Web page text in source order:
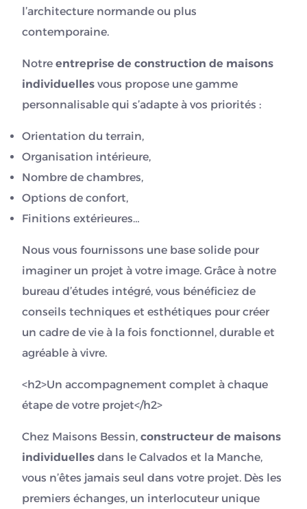
l’architecture normande ou plus
contemporaine.
Notre entreprise de construction de maisons
individuelles vous propose une gamme
personnalisable qui s’adapte à vos priorités :
Orientation du terrain,
Organisation intérieure,
Nombre de chambres,
Options de confort,
Finitions extérieures…
Nous vous fournissons une base solide pour
imaginer un projet à votre image. Grâce à notre
bureau d’études intégré, vous bénéficiez de
conseils techniques et esthétiques pour créer
un cadre de vie à la fois fonctionnel, durable et
agréable à vivre.
<h2>Un accompagnement complet à chaque
étape de votre projet</h2>
Chez Maisons Bessin, constructeur de maisons
individuelles dans le Calvados et la Manche,
vous n’êtes jamais seul dans votre projet. Dès les
premiers échanges, un interlocuteur unique